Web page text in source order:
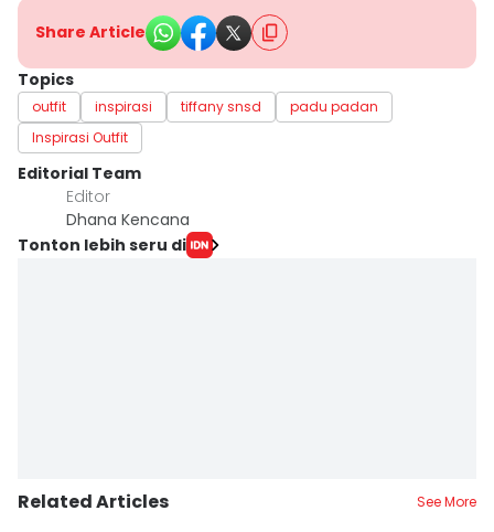
Share Article
Topics
outfit inspirasi tiffany snsd
padu padan
Inspirasi Outfit
Editorial Team
Editor
Dhana Kencana
Tonton lebih seru di
Related Articles See More